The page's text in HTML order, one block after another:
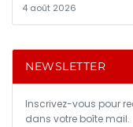
4 août 2026
NEWSLETTER
Inscrivez-vous pour
dans votre boîte mail.